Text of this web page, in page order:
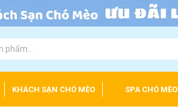
KHÁCH SẠN CHÓ MÈO SPA CHÓ MÈO